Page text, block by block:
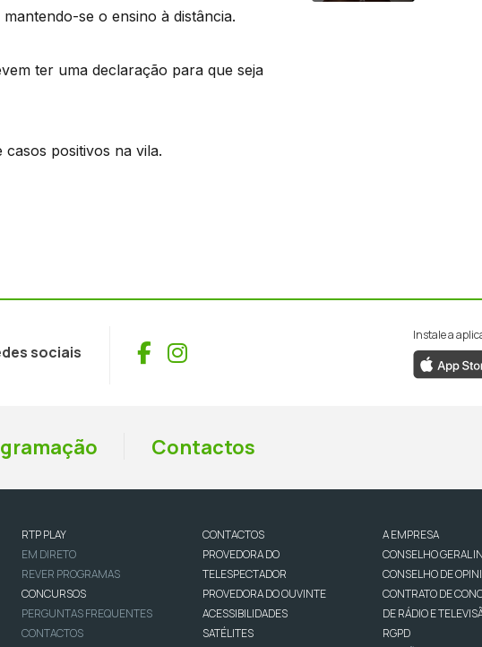
se o ensino à distância.
ter uma declaração para que seja
positivos na vila.
sociais Facebook
Instagram
Instale a
Contactos
RTP PLAY
EM DIRETO
REVER PROGRAMAS
CONCURSOS
PERGUNTAS FREQUENTES
CONTACTOS
CONTACTOS
PROVEDORA DO
TELESPECTADOR
PROVEDORA DO OUVINTE
ACESSIBILIDADES
SATÉLITES
A EMPRESA
CONSELHO GERAL
CONSELHO DE
CONTRATO DE
DE RÁDIO E
RGPD